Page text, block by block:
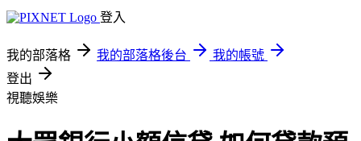
登入
我的部落格 我的部落格後台
我的帳號
登出
視聽娛樂